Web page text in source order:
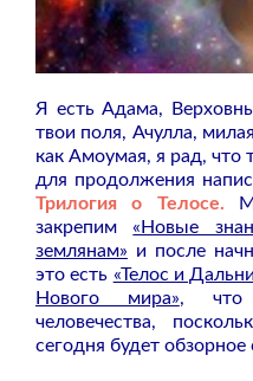
Я есть Адама,
твои поля, Ачулла,
как Амоумая, я рад,
для продолжения
Трилогия о Телосе.
закрепим «Новые
землянам» и после
это есть «Телос и
Нового мира», что
человечества,
сегодня будет обзорное